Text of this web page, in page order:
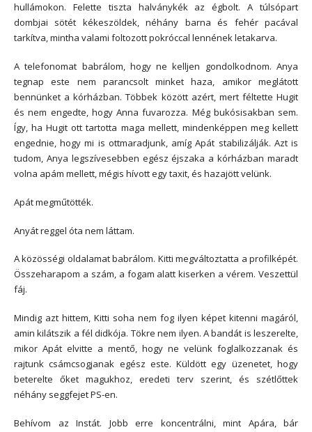
hullámokon. Felette tiszta halványkék az égbolt. A túlsópart
dombjai sötét kékeszöldek, néhány barna és fehér pacával
tarkítva, mintha valami foltozott pokróccal lennének letakarva.
A telefonomat babrálom, hogy ne kelljen gondolkodnom. Anya
tegnap este nem parancsolt minket haza, amikor meglátott
bennünket a kórházban. Többek között azért, mert féltette Hugit
és nem engedte, hogy Anna fuvarozza. Még bukósisakban sem.
Így, ha Hugit ott tartotta maga mellett, mindenképpen meg kellett
engednie, hogy mi is ottmaradjunk, amíg Apát stabilizálják. Azt is
tudom, Anya legszívesebben egész éjszaka a kórházban maradt
volna apám mellett, mégis hívott egy taxit, és hazajött velünk.
Apát megműtötték.
Anyát reggel óta nem láttam.
A közösségi oldalamat babrálom. Kitti megváltoztatta a profilképét.
Összeharapom a szám, a fogam alatt kiserken a vérem. Veszettül
fáj.
Mindig azt hittem, Kitti soha nem fog ilyen képet kitenni magáról,
amin kilátszik a fél didkója. Tökre nem ilyen. A bandát is leszerelte,
mikor Apát elvitte a mentő, hogy ne velünk foglalkozzanak és
rajtunk csámcsogjanak egész este. Küldött egy üzenetet, hogy
beterelte őket magukhoz, eredeti terv szerint, és szétlőttek
néhány seggfejet PS-en.
Behívom az Instát. Jobb erre koncentrálni, mint Apára, bár